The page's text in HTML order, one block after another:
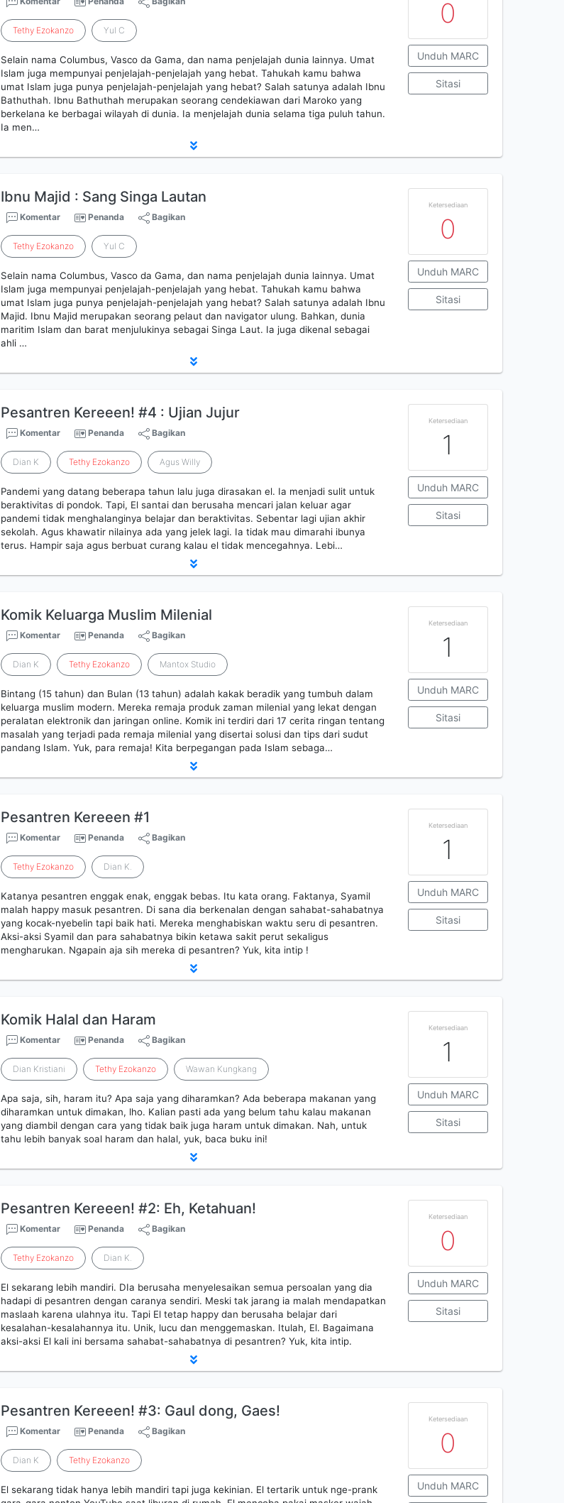
Tethy Ezokanzo Yul C
Selain nama Columbus, Vasco da Gama, dan nama penjelajah dunia lainnya. Umat
Islam juga mempunyai penjelajah-penjelajah yang hebat. Tahukah kamu bahwa
umat Islam juga punya penjelajah-penjelajah yang hebat? Salah satunya adalah Ibnu
Bathuthah. Ibnu Bathuthah merupakan seorang cendekiawan dari Maroko yang
berkelana ke berbagai wilayah di dunia. Ia menjelajah dunia selama tiga puluh tahun.
Ia men…
0
Unduh MARC
Sitasi
Ibnu Majid : Sang Singa Lautan
Komentar Penanda Bagikan
Tethy Ezokanzo Yul C
Selain nama Columbus, Vasco da Gama, dan nama penjelajah dunia lainnya. Umat
Islam juga mempunyai penjelajah-penjelajah yang hebat. Tahukah kamu bahwa
umat Islam juga punya penjelajah-penjelajah yang hebat? Salah satunya adalah Ibnu
Majid. Ibnu Majid merupakan seorang pelaut dan navigator ulung. Bahkan, dunia
maritim Islam dan barat menjulukinya sebagai Singa Laut. Ia juga dikenal sebagai
ahli …
Ketersediaan
0
Unduh MARC
Sitasi
Pesantren Kereeen! #4 : Ujian Jujur
Komentar Penanda Bagikan
Dian K Tethy Ezokanzo Agus Willy
Pandemi yang datang beberapa tahun lalu juga dirasakan el. Ia menjadi sulit untuk
beraktivitas di pondok. Tapi, El santai dan berusaha mencari jalan keluar agar
pandemi tidak menghalanginya belajar dan beraktivitas. Sebentar lagi ujian akhir
sekolah. Agus khawatir nilainya ada yang jelek lagi. Ia tidak mau dimarahi ibunya
terus. Hampir saja agus berbuat curang kalau el tidak mencegahnya. Lebi…
Ketersediaan
1
Unduh MARC
Sitasi
Komik Keluarga Muslim Milenial
Komentar Penanda Bagikan
Dian K Tethy Ezokanzo Mantox Studio
Bintang (15 tahun) dan Bulan (13 tahun) adalah kakak beradik yang tumbuh dalam
keluarga muslim modern. Mereka remaja produk zaman milenial yang lekat dengan
peralatan elektronik dan jaringan online. Komik ini terdiri dari 17 cerita ringan tentang
masalah yang terjadi pada remaja milenial yang disertai solusi dan tips dari sudut
pandang Islam. Yuk, para remaja! Kita berpegangan pada Islam sebaga…
Ketersediaan
1
Unduh MARC
Sitasi
Pesantren Kereeen #1
Komentar Penanda Bagikan
Tethy Ezokanzo Dian K.
Katanya pesantren enggak enak, enggak bebas. Itu kata orang. Faktanya, Syamil
malah happy masuk pesantren. Di sana dia berkenalan dengan sahabat-sahabatnya
yang kocak-nyebelin tapi baik hati. Mereka menghabiskan waktu seru di pesantren.
Aksi-aksi Syamil dan para sahabatnya bikin ketawa sakit perut sekaligus
mengharukan. Ngapain aja sih mereka di pesantren? Yuk, kita intip !
Ketersediaan
1
Unduh MARC
Sitasi
Komik Halal dan Haram
Komentar Penanda Bagikan
Dian Kristiani Tethy Ezokanzo Wawan Kungkang
Apa saja, sih, haram itu? Apa saja yang diharamkan? Ada beberapa makanan yang
diharamkan untuk dimakan, lho. Kalian pasti ada yang belum tahu kalau makanan
yang diambil dengan cara yang tidak baik juga haram untuk dimakan. Nah, untuk
tahu lebih banyak soal haram dan halal, yuk, baca buku ini!
Ketersediaan
1
Unduh MARC
Sitasi
Pesantren Kereeen! #2: Eh, Ketahuan!
Komentar Penanda Bagikan
Tethy Ezokanzo Dian K.
El sekarang lebih mandiri. DIa berusaha menyelesaikan semua persoalan yang dia
hadapi di pesantren dengan caranya sendiri. Meski tak jarang ia malah mendapatkan
maslaah karena ulahnya itu. Tapi El tetap happy dan berusaha belajar dari
kesalahan-kesalahannya itu. Unik, lucu dan menggemaskan. Itulah, El. Bagaimana
aksi-aksi El kali ini bersama sahabat-sahabatnya di pesantren? Yuk, kita intip.
Ketersediaan
0
Unduh MARC
Sitasi
Pesantren Kereeen! #3: Gaul dong, Gaes!
Komentar Penanda Bagikan
Dian K Tethy Ezokanzo
El sekarang tidak hanya lebih mandiri tapi juga kekinian. El tertarik untuk nge-prank
Ketersediaan
0
Unduh MARC